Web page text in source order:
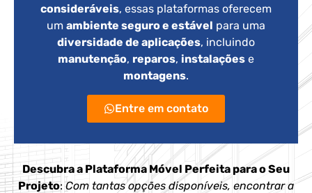
consideráveis, essas plataformas oferecem
um ambiente seguro e estável para uma
diversidade de aplicações, incluindo
manutenção, reparos, instalações e
montagens.
Entre em contato
Descubra a Plataforma Móvel Perfeita para o Seu
Projeto:Com tantas opções disponíveis, encontrar a